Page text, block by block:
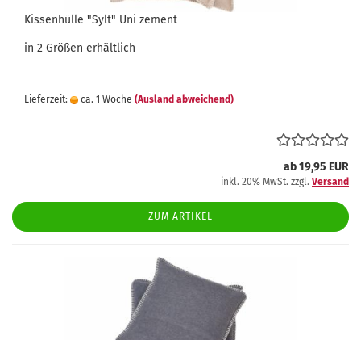
Kissenhülle "Sylt" Uni zement
in 2 Größen erhältlich
Lieferzeit: ca. 1 Woche (Ausland abweichend)
ab 19,95 EUR
inkl. 20% MwSt. zzgl. Versand
ZUM ARTIKEL